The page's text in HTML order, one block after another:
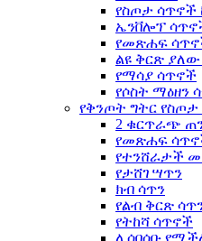
የስጦታ ሳጥኖች
ኤንቨሎፕ
የመጽሐፍ
ልዩ ቅርጽ ያለው
የማሳያ ሳጥኖች
የሶስት ማዕዘን
የቅንጦት ግትር
2 ቁርጥራጭ
የመጽሐፍ
የተንሸራታች
የታሸገ ሣጥን
ክብ ሳጥን
የልብ ቅርጽ
የትከሻ ሳጥኖች
ሊሰበሰቡ